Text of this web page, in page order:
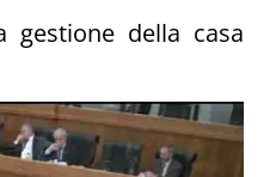
gestione della casa